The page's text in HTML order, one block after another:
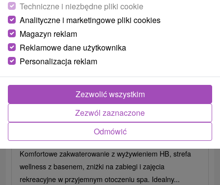
Wellness Balans: Relaks połączony z
aktywnym relaksem
Uzdrowisko Czerwony Klasztor - Smerdžonka
Červený Kláštor
Od 2 NoceŚniadanie I Kolacja
Komfortowe zakwaterowanie z wyżywieniem HB, strefa
wellness z basenem, zniżki na zabiegi i zajęcia
rekreacyjne w przyjemnym otoczeniu spa. Idealny...
Techniczne i niezbędne pliki cookie
Analityczne i marketingowe pliki cookies
Magazyn reklam
Reklamowe dane użytkownika
Personalizacja reklam
Odmówić
Zezwól zaznaczone
Zezwolić wszystkim